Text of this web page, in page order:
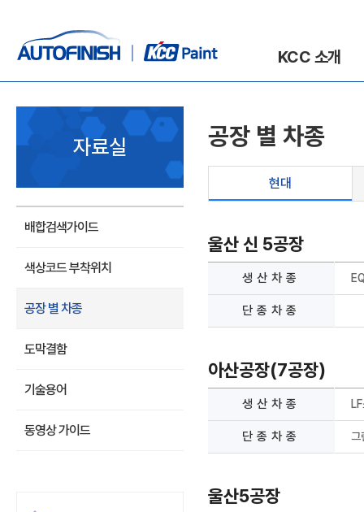
KCC 소개
자료실
배합검색가이드
색상코드 부착위치
공장 별 차종
도막결함
기술용어
동영상 가이드
공장 별 차종
현대
울산 신 5공장
생산차종
단종차종
아산공장(7공장)
생산차종
단종차종 그
울산5공장